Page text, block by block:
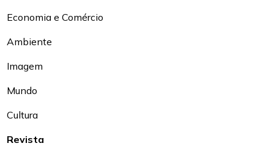
Economia e Comércio
Ambiente
Imagem
Mundo
Cultura
Revista